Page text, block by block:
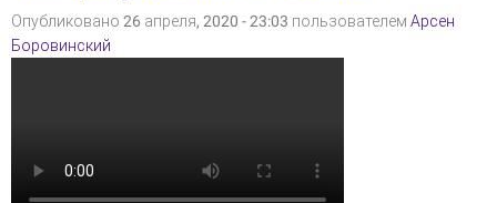
Опубликовано 26 апреля, 2020 - 23:03 пользователем Арсен
Боровинский